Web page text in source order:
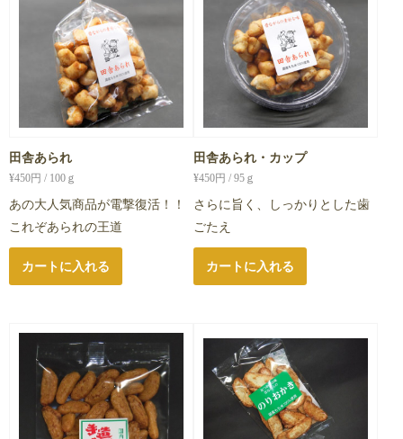
田舎あられ
¥450円 / 100ｇ
あの大人気商品が電撃復活！！
これぞあられの王道
カートに入れる
田舎あられ・カップ
¥450円 / 95ｇ
さらに旨く、しっかりとした歯
ごたえ
カートに入れる